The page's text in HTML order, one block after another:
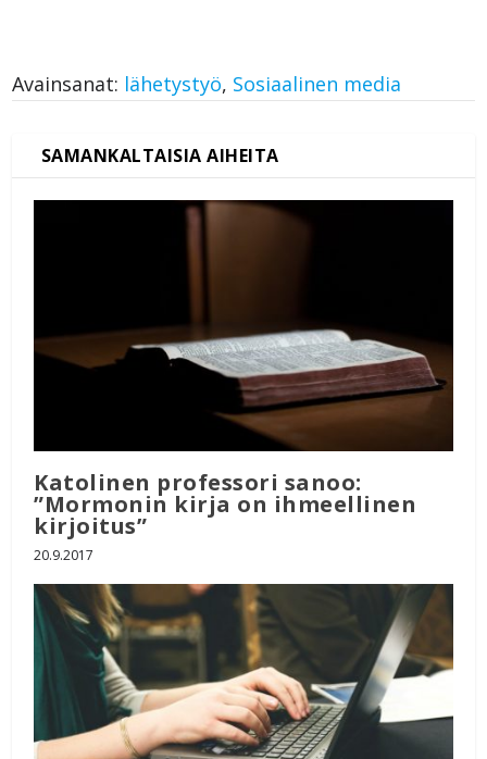
Avainsanat: lähetystyö, Sosiaalinen media
Katolinen professori sanoo:
”Mormonin kirja on ihmeellinen
kirjoitus”
20.9.2017